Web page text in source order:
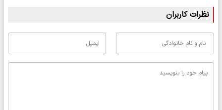
نظرات کاربران